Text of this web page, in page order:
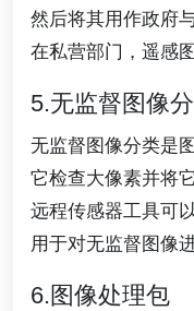
然后将其用作政府
在私营部门，遥感
5.无监督图像
无监督图像分类是
它检查大像素并将
远程传感器工具可
用于对无监督图像
6.图像处理包